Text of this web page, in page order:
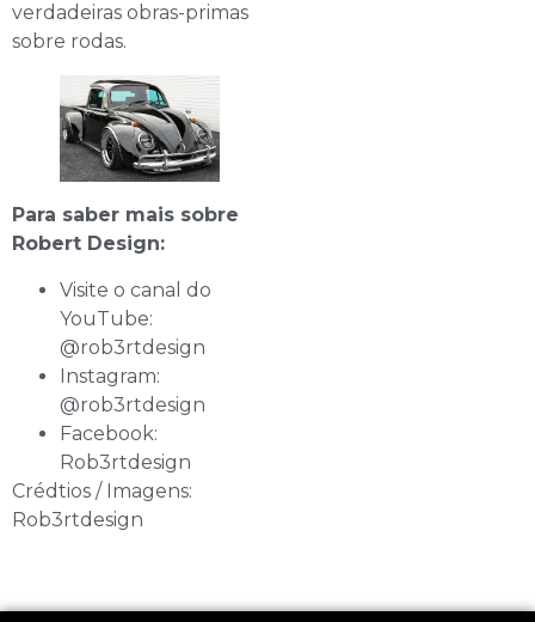
verdadeiras obras-primas
sobre rodas.
Para saber mais sobre
Robert Design:
Visite o canal do
YouTube:
@rob3rtdesign
Instagram:
@rob3rtdesign
Facebook:
Rob3rtdesign
Crédtios / Imagens:
Rob3rtdesign